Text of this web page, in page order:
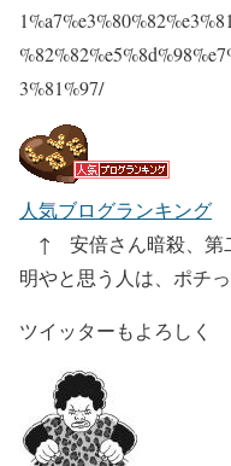
3%81%97/
人気ブログランキング
↑ 安倍さん暗殺、第
明やと思う人は、ポチ
ツイッターもよろしく